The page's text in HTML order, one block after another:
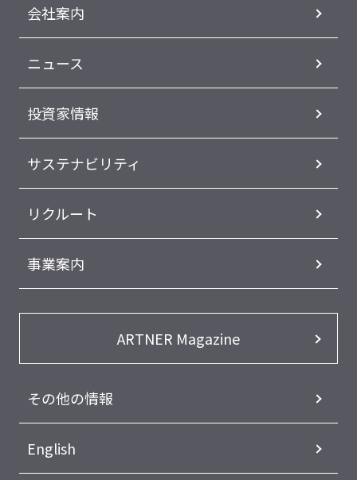
会社案内
ニュース
投資家情報
サステナビリティ
リクルート
事業案内
ARTNER Magazine
その他の情報
English